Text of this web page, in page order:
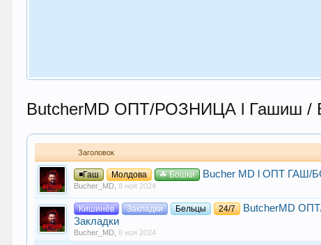
ButcherMD ОПТ/РОЗНИЦА l Гашиш /
Заголовок
◾Гаш Молдова ☘ Бошки Bucher MD l ОПТ ГАШ/
Bucher_MD ,8 ноя 2024
Кишинёв Закладки Бельцы 24/7
ButcherMD
Закладки
Bucher_MD ,8 ноя 2024